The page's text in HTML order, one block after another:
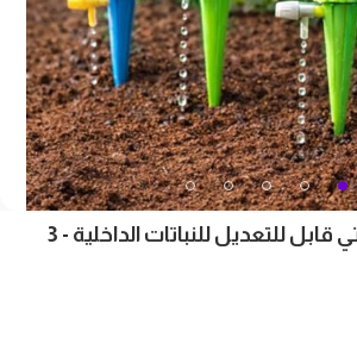
نظام ري بالتنقيط ذاتي قابل للتعديل للنباتات الداخلية - 3